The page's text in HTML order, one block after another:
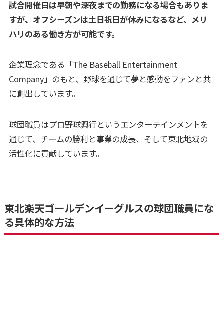
試合開催日は早朝や深夜までの勤務になる場合もありま
すが、オフシーズンは土日祝日が休みになるなど、メリ
ハリのある働き方が可能です。
企業理念である「The Baseball Entertainment
Company」のもと、野球を通じて夢と感動をファンと共
に創出しています。
球団職員はプロ野球興行というエンターテインメントを
通じて、チームの勝利と事業の成長、そして東北地域の
活性化に貢献しています。
東北楽天ゴールデンイーグルスの球団職員にな
る具体的な方法